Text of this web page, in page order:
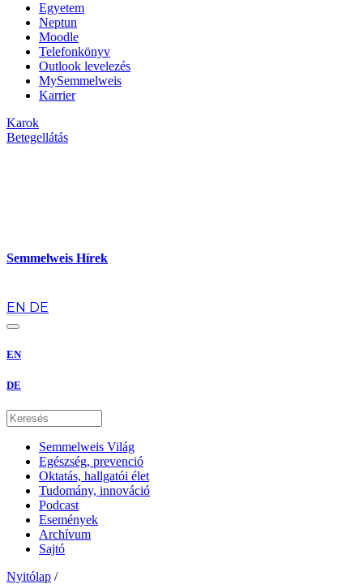
Egyetem
Neptun
Moodle
Telefonkönyv
Outlook levelezés
MySemmelweis
Karrier
Karok
Betegellátás
Semmelweis Hírek
EN DE
EN
DE
Semmelweis Világ
Egészség, prevenció
Oktatás, hallgatói élet
Tudomány, innováció
Podcast
Események
Archívum
Sajtó
Nyitólap /